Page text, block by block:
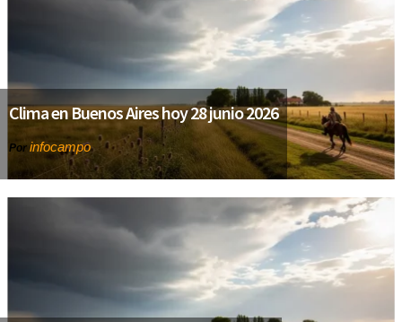
Clima en Buenos Aires hoy 28 junio 2026
Por infocampo